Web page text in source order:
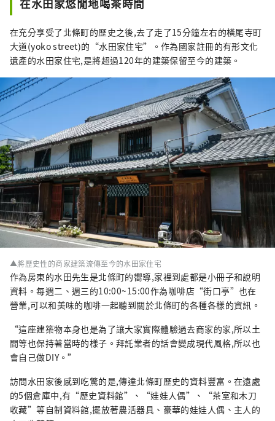
在水田家悠閒地喝茶時間
在充分享受了北條町的歷史之後,去了走了15分鐘左右的橫尾寺町
大道(yoko street)的“水田家住宅”。作為國家註冊的有形文化
遺產的水田家住宅,是將超過120年的建築保留至今的建築。
▲將歷史性的商家建築流傳至今的水田家住宅
作為房東的水田先生是北條町的嚮導,家裡到處都是小冊子和說明
資料。每週二、週三的10:00~15:00作為咖啡店“街口亭”也在
營業,可以和美味的咖啡一起聽到關於北條町的各種各樣的資訊。
“這座建築物本身也是為了讓大家實際體驗過去商家的家,所以土
間等也保持著當時的樣子。拜託業者的話會變成現代風格,所以也
會自己做DIY。”
訪問水田家後感到吃驚的是,傳達北條町歷史的資料豐富。在遠處
的5個倉庫中,有“歷史資料館”、“娃娃人偶”、“茶室和木刀
收藏”等自制資料館,擺放著農活器具、豪華的娃娃人偶、主人的